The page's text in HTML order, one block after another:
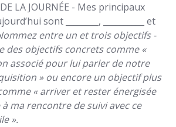
DE LA JOURNÉE - Mes principaux
sont ________, __________ et
entre un et trois objectifs -
des objectifs concrets comme «
associé pour lui parler de notre
» ou encore un objectif plus
« arriver et rester énergisée
ma rencontre de suivi avec ce
».